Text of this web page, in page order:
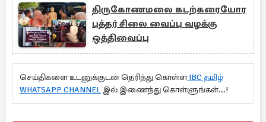
திருகோணமலை கடற்கரையோர
புத்தர் சிலை வைப்பு வழக்கு
ஒத்திவைப்பு
செய்திகளை உடனுக்குடன் தெரிந்து கொள்ளIBC தமிழ்
WHATSAPP CHANNEL இல் இணைந்து கொள்ளுங்கள்...!